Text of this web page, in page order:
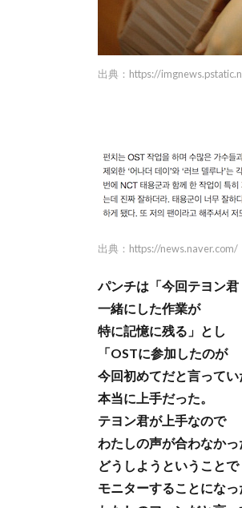
出典：https://
出典： https://news.naver.com/
パンチは「今回テヨン君
一緒にした作業が
特に記憶に残る」とし
「OSTに参加したのが
今回初めてだと言ってい
本当に上手だった。
テヨン君が上手なので
わたしの声が合わなかっ
どうしようということで
モニターすることになっ